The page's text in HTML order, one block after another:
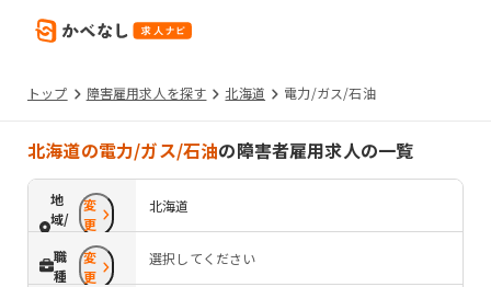
トップ 障害雇用求人を探す 北海道 電力/ガス/石油
北海道の電力/ガス/石油の障害者雇用求人の一覧
地
域/
路
線
変
更
北海道
職
種
変
更
選択してください